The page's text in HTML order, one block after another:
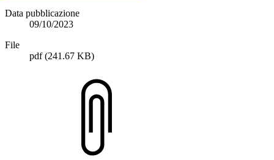
Data pubblicazione
09/10/2023
File
pdf(241.67 KB)